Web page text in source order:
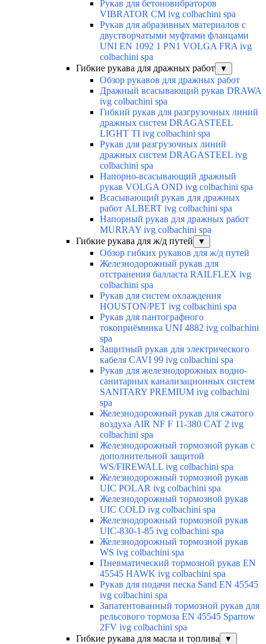
Рукав для бетоновибраторов
VIBRATOR CM ivg colbachini spa
Рукав для абразивных материалов с
двустворчатыми муфтами фланцами
UNI EN 1092 1 PN1 VOLGA FRA ivg
colbachini spa
Гибкие рукава для дражных работ
▼
Обзор рукавов для дражных работ
Дражный всасывающий рукав DRAWA
ivg colbachini spa
Гибкий рукав для разгрузочных линий
дражных систем DRAGASTEEL
LIGHT TI ivg colbachini spa
Рукав для разгрузочных линий
дражных систем DRAGASTEEL ivg
colbachini spa
Напорно-всасывающий дражный
рукав VOLGA OND ivg colbachini spa
Всасывающий рукав для дражных
работ ALBERT ivg colbachini spa
Напорный рукав для дражных работ
MURRAY ivg colbachini spa
Гибкие рукава для ж/д путей
▼
Обзор гибких рукавов для ж/д путей
Железнодорожный рукав для
отстранения балласта RAILFLEX ivg
colbachini spa
Рукав для систем охлаждения
HOUSTON/PET ivg colbachini spa
Рукав для пантографного
токоприёмника UNI 4882 ivg colbachini
spa
Защитный рукав для электрического
кабеля CAVI 99 ivg colbachini spa
Рукав для железнодорожных водно-
санитарных канализационных систем
SANITARY PREMIUM ivg colbachini
spa
Железнодорожный рукав для сжатого
воздуха AIR NF F 11-380 CAT 2 ivg
colbachini spa
Железнодорожный тормозной рукав с
дополнительной защитой
WS/FIREWALL ivg colbachini spa
Железнодорожный тормозной рукав
UIC POLAR ivg colbachini spa
Железнодорожный тормозной рукав
UIC COLD ivg colbachini spa
Железнодорожный тормозной рукав
UIC-830-1-85 ivg colbachini spa
Железнодорожный тормозной рукав
WS ivg colbachini spa
Пневматический тормозной рукав EN
45545 HAWK ivg colbachini spa
Рукав для подачи песка Sand EN 45545
ivg colbachini spa
Запатентованный тормозной рукав для
рельсового тормоза EN 45545 Sparrow
2FV ivg colbachini spa
Гибкие рукава для масла и топлива
▼